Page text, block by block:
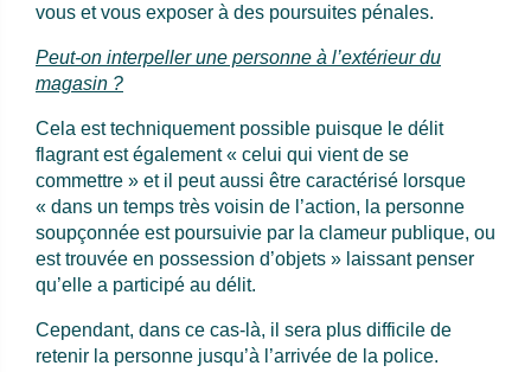
vous et vous exposer à des poursuites pénales.
Peut-on interpeller une personne à l’extérieur du
magasin ?
Cela est techniquement possible puisque le délit
flagrant est également « celui qui vient de se
commettre » et il peut aussi être caractérisé lorsque
« dans un temps très voisin de l’action, la personne
soupçonnée est poursuivie par la clameur publique, ou
est trouvée en possession d’objets » laissant penser
qu’elle a participé au délit.
Cependant, dans ce cas-là, il sera plus difficile de
retenir la personne jusqu’à l’arrivée de la police.